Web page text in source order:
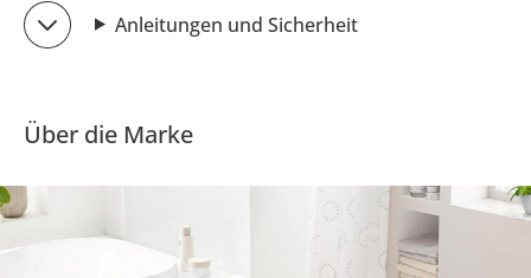
Anleitungen und Sicherheit
Über die Marke